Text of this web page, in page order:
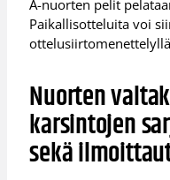
A-nuorten pelit
Paikallisotteluita voi
Nuorten
karsintojen
sekä